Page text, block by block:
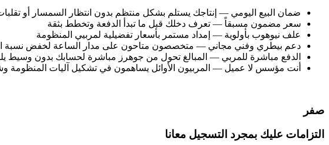
ضمان البيع اليومي — إنتاجك يستلم بشكل منتظم بدون انتظار السمسار أو
سعر مضمون مسبقاً — تعرف دخلك قبل ما تبدأ الدفعة وتخطط بثقة
علف نيوهوب بأولوية — إمداد مستمر بأسعار تفضيلية لمربيي المنظومة
دعم بيطري وفني مجاني — متخصصون متاحون على مدار الساعة لخفض نسبة
الدفع مباشرة للمربي — المبالغ تحول من جوهرز مباشرة لحسابك بدون وسيط
أنت مؤسس لا عميل — المربيون الأوائل يساهمون في تشكيل آليات المنظومة
صفر
التزامات عليك بمجرد التسجيل معانا